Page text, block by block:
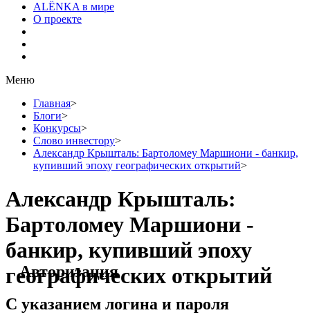
ALЁNKA в мире
О проекте
Меню
Главная>
Блоги>
Конкурсы>
Слово инвестору>
Александр Крышталь: Бартоломеу Маршиони - банкир,
купивший эпоху географических открытий>
Александр Крышталь:
Бартоломеу Маршиони -
банкир, купивший эпоху
географических открытий
Авторизация
С указанием логина и пароля